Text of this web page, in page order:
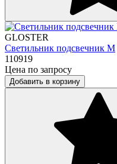
GLOSTER
Светильник подсвечник M
110919
Цена по запросу
Добавить в корзину